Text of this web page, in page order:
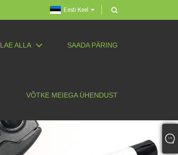
Eesti Keel
LAE ALLA SAADA PÄRING
VÕTKE MEIEGA ÜHENDUST